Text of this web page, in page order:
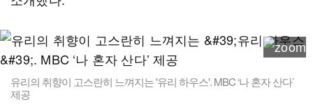
유리의 취향이 고스란히 느껴지는 '유리 하우스'. MBC ‘나 혼자 산다’
제공